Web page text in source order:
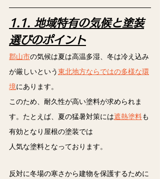
1.1. 地域特有の気候と塗装
選びのポイント
郡山市の気候は夏は高温多湿、冬は冷え込み
が厳しいという東北地方ならではの多様な環
境にあります。
このため、耐久性が高い塗料が求められま
す。たとえば、夏の猛暑対策には遮熱塗料も
有効となり屋根の塗装では
人気な塗料となっております。
反対に冬場の寒さから建物を保護するために